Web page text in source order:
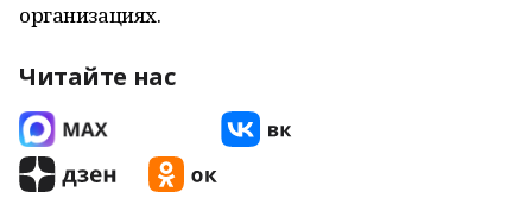
организациях.
Читайте нас